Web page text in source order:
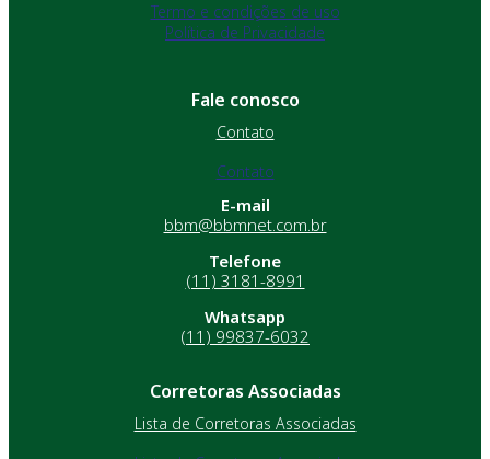
Termo e condições de uso
Política de Privacidade
Fale conosco
Contato
Contato
E-mail
bbm@bbmnet.com.br
Telefone
(11) 3181-8991
Whatsapp
(11) 99837-6032
Corretoras Associadas
Lista de Corretoras Associadas